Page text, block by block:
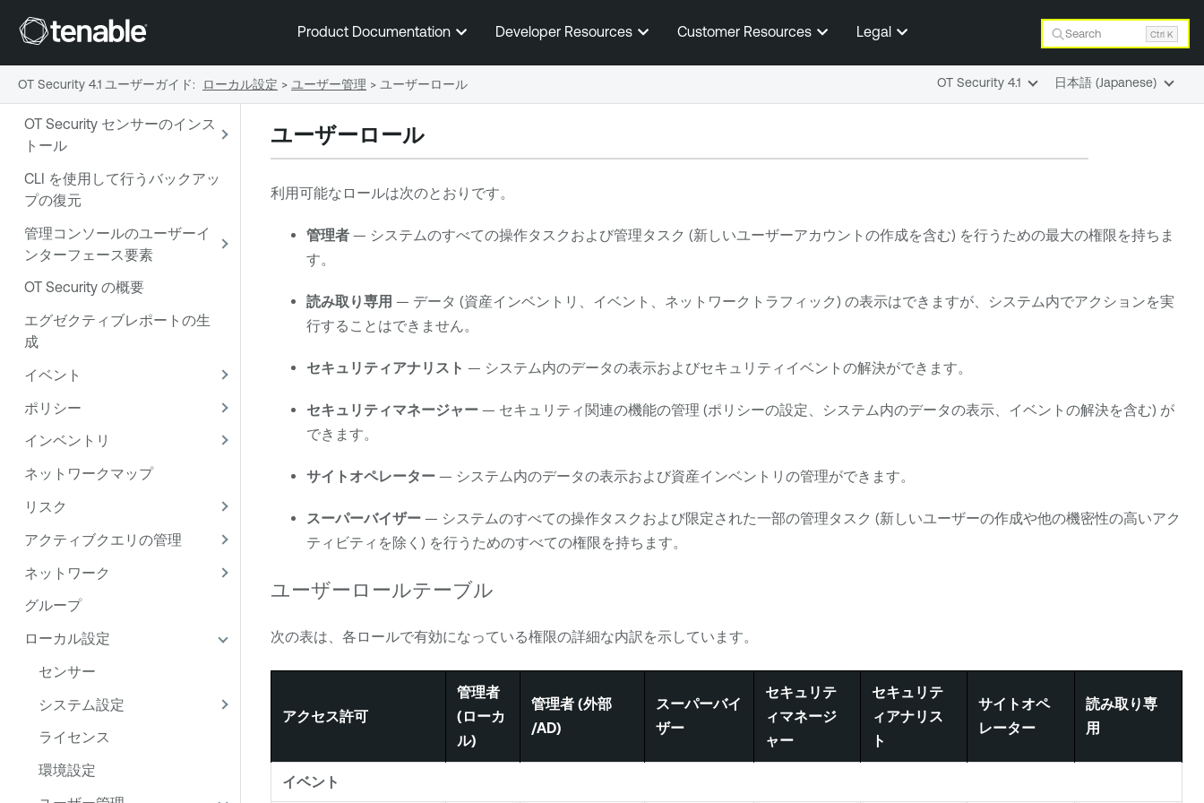
メインコンテンツに移動する
Product Documentation Developer Resources Customer Resources Legal Search Ctrl K
Tenable OT Security にようこ
OT Security を使い始める
OT Security センサーのインス
トール
CLI を使用して行うバックアッ
プの復元
管理コンソールのユーザーイ
ンターフェース要素
OT Security の概要
エグゼクティブレポートの生
成
イベント
ポリシー
インベントリ
ネットワークマップ
リスク
アクティブクエリの管理
ネットワーク
グループ
ローカル設定
センサー
システム設定
ライセンス
環境設定
ユーザーロール
利用可能なロールは次のとおりです。
管理者— システムのすべての操作タスクおよび管理タスク (新しいユーザーアカウントの作成を含む) を行うための最大の権限を持ちま
す。
読み取り専用 — データ (資産インベントリ、イベント、ネットワークトラフィック) の表示はできますが、システム内でアクションを実
行することはできません。
セキュリティアナリスト — システム内のデータの表示およびセキュリティイベントの解決ができます。
セキュリティマネージャー— セキュリティ関連の機能の管理 (ポリシーの設定、システム内のデータの表示、イベントの解決を含む) が
できます。
サイトオペレーター— システム内のデータの表示および資産インベントリの管理ができます。
スーパーバイザー— システムのすべての操作タスクおよび限定された一部の管理タスク (新しいユーザーの作成や他の機密性の高いアク
ティビティを除く) を行うためのすべての権限を持ちます。
ユーザーロールテーブル
次の表は、各ロールで有効になっている権限の詳細な内訳を示しています。
アクセス許可
管理者
(ローカ
ル)
管理者 (外部
/AD)
スーパーバイ
ザー
セキュリテ
ィマネージ
ャー
セキュリテ
ィアナリス
ト
サイトオペ
レーター
読み取り専
用
イベント
OT Security 4.1 ユーザーガイド: ローカル設定 > ユーザー管理 > ユーザーロール OT Security 4.1 日本語 (Japanese)